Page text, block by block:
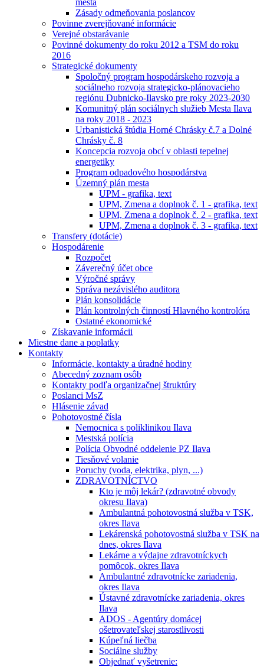
mesta
Zásady odmeňovania poslancov
Povinne zverejňované informácie
Verejné obstarávanie
Povinné dokumenty do roku 2012 a TSM do roku
2016
Strategické dokumenty
Spoločný program hospodárskeho rozvoja a
sociálneho rozvoja strategicko-plánovacieho
regiónu Dubnicko-Ilavsko pre roky 2023-2030
Komunitný plán sociálnych služieb Mesta Ilava
na roky 2018 - 2023
Urbanistická štúdia Horné Chrásky č.7 a Dolné
Chrásky č. 8
Koncepcia rozvoja obcí v oblasti tepelnej
energetiky
Program odpadového hospodárstva
Územný plán mesta
UPM - grafika, text
UPM, Zmena a doplnok č. 1 - grafika, text
UPM, Zmena a doplnok č. 2 - grafika, text
UPM, Zmena a doplnok č. 3 - grafika, text
Transfery (dotácie)
Hospodárenie
Rozpočet
Záverečný účet obce
Výročné správy
Správa nezávislého auditora
Plán konsolidácie
Plán kontrolných činností Hlavného kontrolóra
Ostatné ekonomické
Získavanie informácii
Miestne dane a poplatky
Kontakty
Informácie, kontakty a úradné hodiny
Abecedný zoznam osôb
Kontakty podľa organizačnej štruktúry
Poslanci MsZ
Hlásenie závad
Pohotovostné čísla
Nemocnica s poliklinikou Ilava
Mestská polícia
Polícia Obvodné oddelenie PZ Ilava
Tiesňové volanie
Poruchy (voda, elektrika, plyn, ...)
ZDRAVOTNÍCTVO
Kto je môj lekár? (zdravotné obvody
okresu Ilava)
Ambulantná pohotovostná služba v TSK,
okres Ilava
Lekárenská pohotovostná služba v TSK na
dnes, okres Ilava
Lekárne a výdajne zdravotníckych
pomôcok, okres Ilava
Ambulantné zdravotnícke zariadenia,
okres Ilava
Ústavné zdravotnícke zariadenia, okres
Ilava
ADOS - Agentúry domácej
ošetrovateľskej starostlivosti
Kúpeľná liečba
Sociálne služby
Objednať vyšetrenie: